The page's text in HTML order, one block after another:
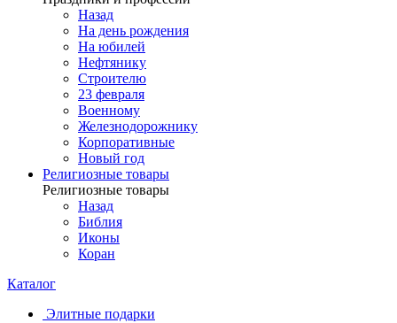
Назад
На день рождения
На юбилей
Нефтянику
Строителю
23 февраля
Военному
Железнодорожнику
Корпоративные
Новый год
Религиозные товары
Религиозные товары
Назад
Библия
Иконы
Коран
Каталог
Элитные подарки